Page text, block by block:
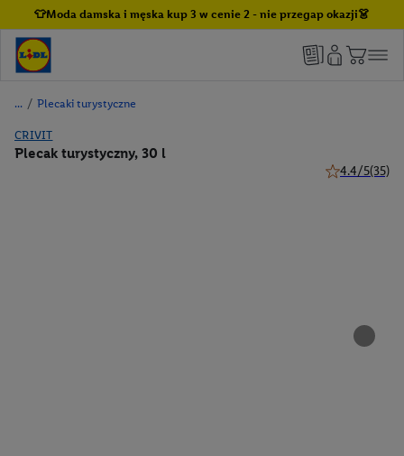
👕Moda damska i męska kup 3 w cenie 2 - nie przegap okazji👗
/ Plecaki turystyczne
CRIVIT
Plecak turystyczny, 30 l
4.4/5(35)